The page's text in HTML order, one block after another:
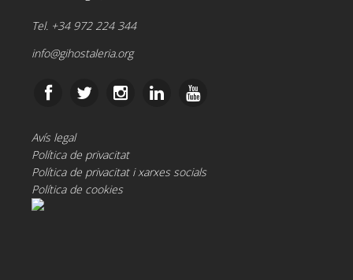
Tel. +34 972 224 344
info@gihostaleria.org
Avís legal
Política de privacitat
Política de privacitat i xarxes socials
Política de cookies